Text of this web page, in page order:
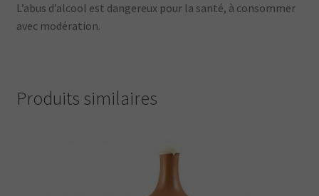
L’abus d’alcool est dangereux pour la santé, à consommer
avec modération.
Produits similaires